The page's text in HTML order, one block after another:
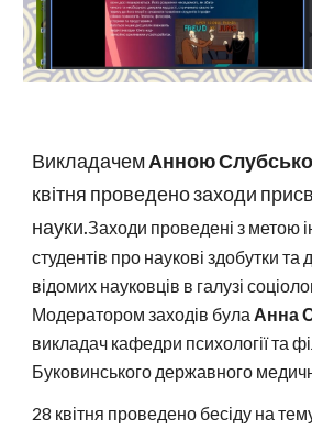
ВикладачемАнною
квітня проведено заходи
науки.Заходи проведені з метою
студентів про наукові здобутки та
відомих науковців в галузі
Модератором заходів була Анна
викладач кафедри психології та
Буковинського державного
28 квітня проведено бесіду на